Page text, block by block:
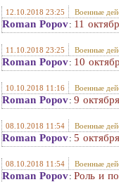
12.10.2018 23:25 Военные
Roman Popov: 11
11.10.2018 23:25 Военные
Roman Popov: 10
10.10.2018 11:16 Военные
Roman Popov: 9
08.10.2018 11:54 Военные
Roman Popov: 5
08.10.2018 11:54 Военные
Roman Popov: Роль и